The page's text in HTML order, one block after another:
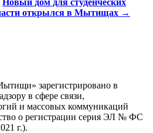
открылся в Мытищах →
зарегистрировано в
в сфере связи,
и массовых коммуникаций
о регистрации серия ЭЛ № ФС
г.).